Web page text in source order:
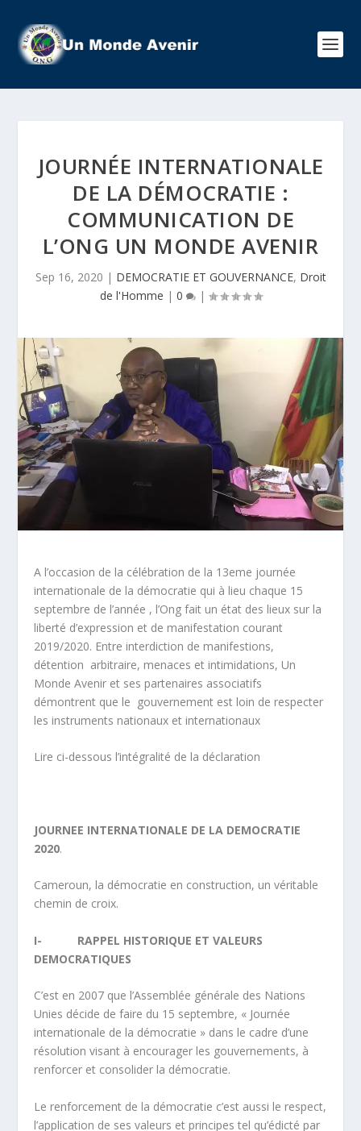
JOURNÉE INTERNATIONALE
DE LA DÉMOCRATIE :
COMMUNICATION DE
L’ONG UN MONDE AVENIR
Sep 16, 2020 | DEMOCRATIE ET GOUVERNANCE, Droit
de l'Homme | 0 |
A l’occasion de la célébration de la 13eme journée
internationale de la démocratie qui à lieu chaque 15
septembre de l’année , l’Ong fait un état des lieux sur la
liberté d’expression et de manifestation courant
2019/2020. Entre interdiction de manifestions,
détention arbitraire, menaces et intimidations, Un
Monde Avenir et ses partenaires associatifs
démontrent que le gouvernement est loin de respecter
les instruments nationaux et internationaux
Lire ci-dessous l’intégralité de la déclaration
JOURNEE INTERNATIONALE DE LA DEMOCRATIE
2020.
Cameroun, la démocratie en construction, un véritable
chemin de croix.
I- RAPPEL HISTORIQUE ET VALEURS
DEMOCRATIQUES
C’est en 2007 que l’Assemblée générale des Nations
Unies décide de faire du 15 septembre, « Journée
internationale de la démocratie » dans le cadre d’une
résolution visant à encourager les gouvernements, à
renforcer et consolider la démocratie.
Le renforcement de la démocratie c’est aussi le respect,
l’application de ses valeurs et principes tel qu’édicté par